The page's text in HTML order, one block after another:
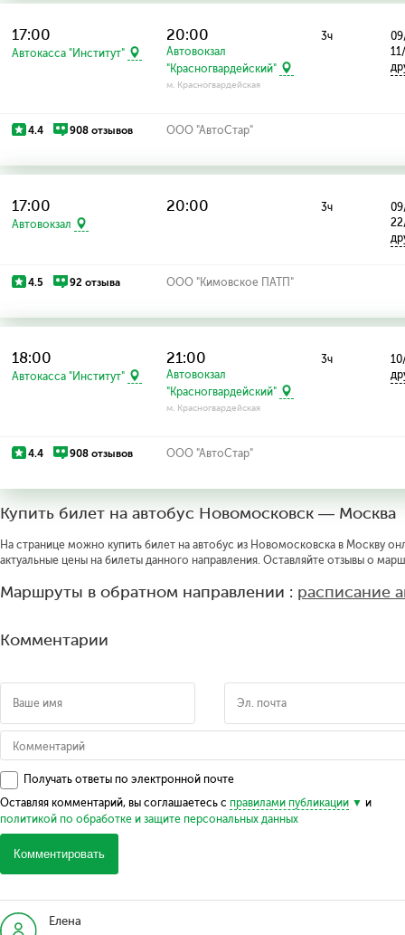
17:00
Автокасса "Институт"
20:00
Автовокзал
"Красногвардейский"
м. Красногвардейская
3ч
4.4 908 отзывов ООО "АвтоСтар"
17:00
Автовокзал
20:00 3ч
4.5 92 отзыва ООО "Кимовское ПАТП"
18:00
Автокасса "Институт"
21:00
Автовокзал
"Красногвардейский"
м. Красногвардейская
3ч
4.4 908 отзывов ООО "АвтоСтар"
Купить билет на автобус Новомосковск — Москва
На странице можно купить билет на автобус из Новомосковска в Москву
актуальные цены на билеты данного направления. Оставляйте отзывы о
Маршруты в обратном направлении : расписание
Комментарии
Получать ответы по электронной почте
Оставляя комментарий, вы соглашаетесь с правилами публикации
и
политикой по обработке и защите персональных данных
Комментировать
Елена